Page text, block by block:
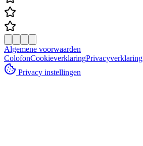
Algemene voorwaarden
ColofonCookieverklaringPrivacyverklaring
Privacy instellingen